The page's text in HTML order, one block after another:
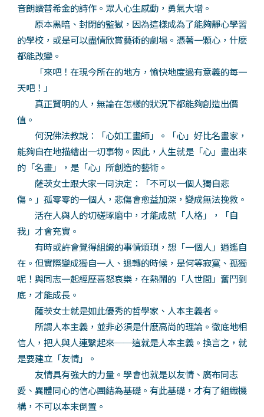
音朗讀普希金的詩作。眾人心生感動，勇氣大增。
原本黑暗、封閉的監獄，因為這樣成為了能夠靜心學習
的學校，或是可以盡情欣賞藝術的劇場。憑著一顆心，什麽
都能改變。
「來吧！在現今所在的地方，愉快地度過有意義的每一
天吧！」
真正賢明的人，無論在怎樣的狀況下都能夠創造出價
值。
何況佛法教說：「心如工畫師」。「心」好比名畫家，
能夠自在地描繪出一切事物。因此，人生就是「心」畫出來
的「名畫」，是「心」所創造的藝術。
薩茨女士跟大家一同決定：「不可以一個人獨自悲
傷。」孤零零的一個人，悲傷會愈益加深，變成無法挽救。
活在人與人的切磋琢磨中，才能成就「人格」，「自
我」才會充實。
有時或許會覺得組織的事情煩瑣，想「一個人」逍遙自
在。但實際變成獨自一人、退轉的時候，是何等寂寞、孤獨
呢！與同志一起經歷喜怒哀樂，在熱鬧的「人世間」奮鬥到
底，才能成長。
薩茨女士就是如此優秀的哲學家、人本主義者。
所謂人本主義，並非必須是什麽高尚的理論。徹底地相
信人，把人與人連繫起來──這就是人本主義。換言之，就
是要建立「友情」。
友情具有強大的力量。學會也就是以友情、廣布同志
愛、異體同心的信心團結為基礎。有此基礎，才有了組織機
構，不可以本末倒置。